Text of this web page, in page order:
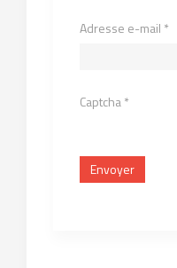
Adresse e-mail *
Captcha*
Envoyer